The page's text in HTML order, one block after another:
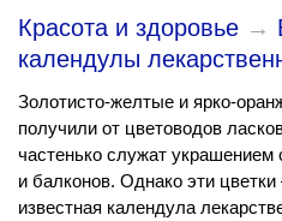
Красота и здоровье →
календулы
Золотисто-желтые и ярко-
получили от цветоводов
частенько служат
и балконов. Однако эти
известная календула